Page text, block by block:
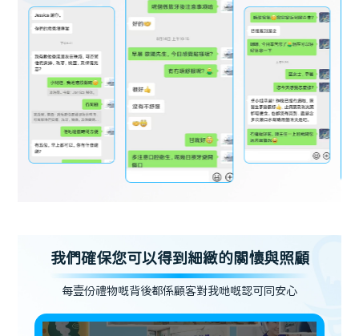
我們確保您可以得到細緻的關懷與照顧
每壹份禮物嘅背後都係顧客對我哋嘅認可同安心